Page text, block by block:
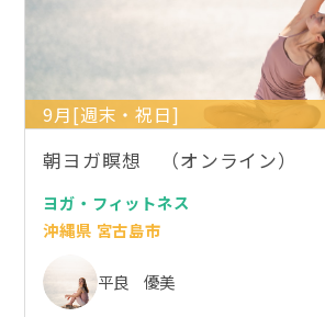
9月[週末・祝日]
朝ヨガ瞑想 （オンライン）
ヨガ・フィットネス
沖縄県 宮古島市
平良 優美